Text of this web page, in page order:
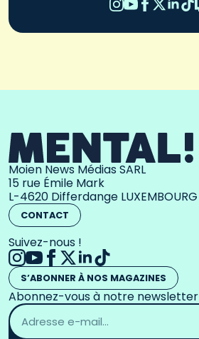
Moien News Médias SARL
15 rue Émile Mark
L-4620 Differdange LUXEMBOURG
CONTACT
Suivez-nous !
S’ABONNER À NOS MAGAZINES
Abonnez-vous à notre newsletter
Adresse
email
*